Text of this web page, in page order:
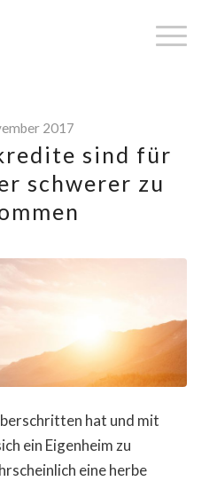
2017
sind für
schwerer zu
hat und mit
ein Eigenheim zu
eine herbe